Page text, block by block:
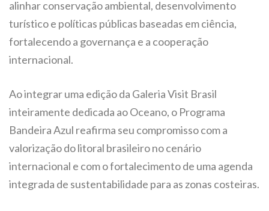
alinhar conservação ambiental, desenvolvimento
turístico e políticas públicas baseadas em ciência,
fortalecendo a governança e a cooperação
internacional.
Ao integrar uma edição da Galeria Visit Brasil
inteiramente dedicada ao Oceano, o Programa
Bandeira Azul reafirma seu compromisso com a
valorização do litoral brasileiro no cenário
internacional e com o fortalecimento de uma agenda
integrada de sustentabilidade para as zonas costeiras.